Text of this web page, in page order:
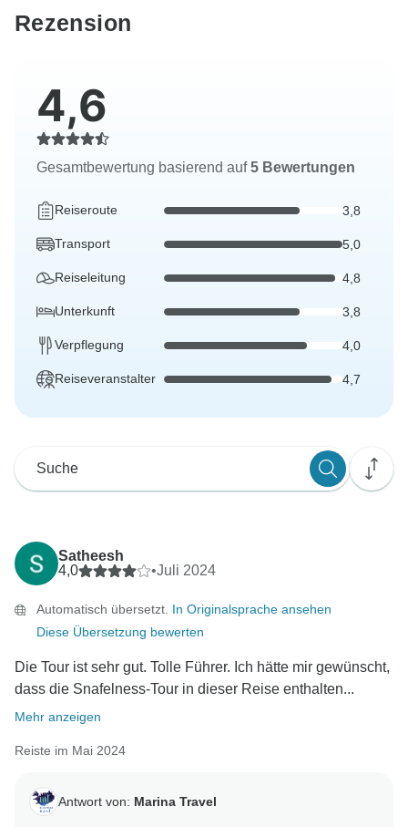
Rezension
4,6
Gesamtbewertung basierend auf5 Bewertungen
Reiseroute 3,8
Transport 5,0
Reiseleitung 4,8
Unterkunft 3,8
Verpflegung 4,0
Reiseveranstalter 4,7
Satheesh
4,0
•Juli 2024
Automatisch übersetzt. In Originalsprache ansehen
Diese Übersetzung bewerten
Die Tour ist sehr gut. Tolle Führer. Ich hätte mir gewünscht,
dass die Snafelness-Tour in dieser Reise enthalten...
Mehr anzeigen
Reiste im Mai 2024
Antwort von: Marina Travel